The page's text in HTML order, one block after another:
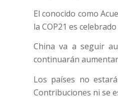
El conocido como
la COP21 es
China va a seguir
continuarán
Los países no
Contribuciones ni se